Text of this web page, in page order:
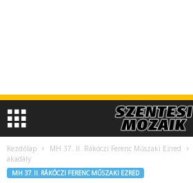
Kezdőlap MH 37. II. Rákóczi Ferenc Műszaki Ezred
akadály
MH 37. II. RÁKÓCZI FERENC MŰSZAKI EZRED